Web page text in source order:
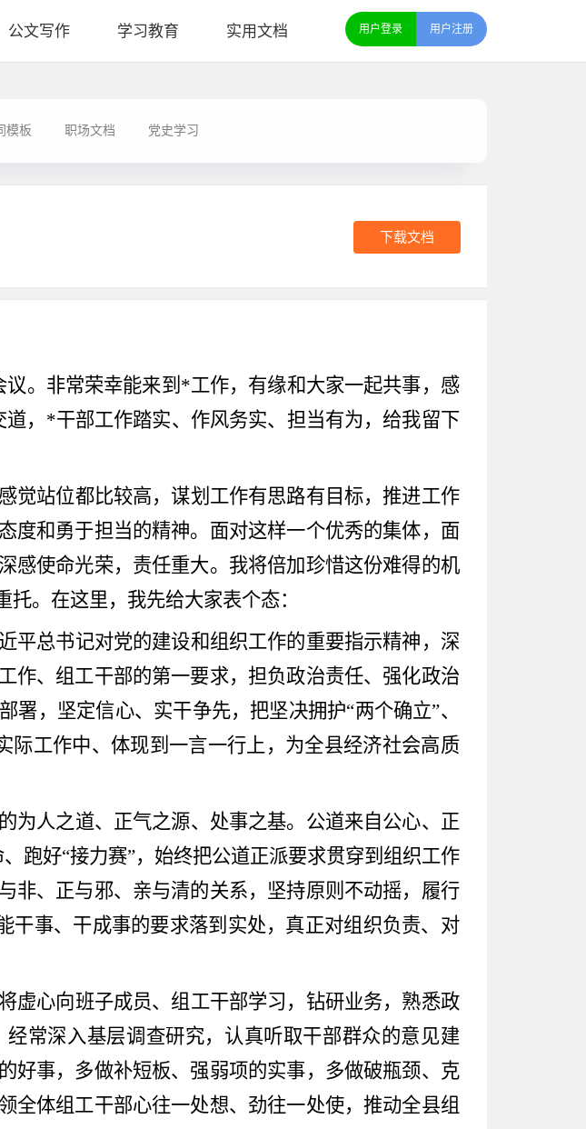
公文写作 学习教育 实用文档 用户登录 用户注册
模板 职场文档 党史学习
下载文档
。非常荣幸能来到*工作，有缘和大家一起共事，感
，*干部工作踏实、作风务实、担当有为，给我留下
觉站位都比较高，谋划工作有思路有目标，推进工作
度和勇于担当的精神。面对这样一个优秀的集体，面
感使命光荣，责任重大。我将倍加珍惜这份难得的机
。在这里，我先给大家表个态：
平总书记对党的建设和组织工作的重要指示精神，深
作、组工干部的第一要求，担负政治责任、强化政治
署，坚定信心、实干争先，把坚决拥护“两个确立”、
际工作中、体现到一言一行上，为全县经济社会高质
为人之道、正气之源、处事之基。公道来自公心、正
跑好“接力赛”，始终把公道正派要求贯穿到组织工作
非、正与邪、亲与清的关系，坚持原则不动摇，履行
干事、干成事的要求落到实处，真正对组织负责、对
虚心向班子成员、组工干部学习，钻研业务，熟悉政
常深入基层调查研究，认真听取干部群众的意见建
好事，多做补短板、强弱项的实事，多做破瓶颈、克
全体组工干部心往一处想、劲往一处使，推动全县组